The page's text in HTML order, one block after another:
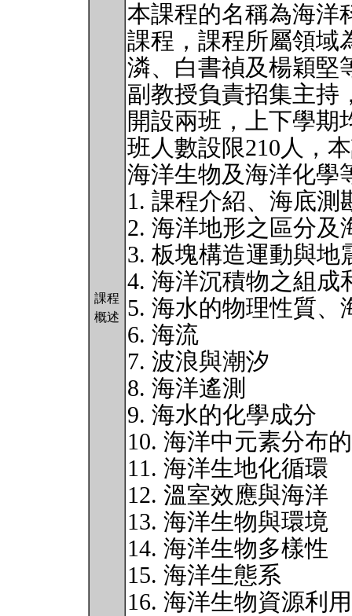
課程
概述
本課程的名稱為海洋
課程，課程所屬領域
潾、白書禎及楊穎堅
副教授負責招集主持
開設兩班，上下學期
班人數設限210人，
海洋生物及海洋化學
1. 課程介紹、海底測
2. 海洋地形之區分及
3. 板塊構造運動與地
4. 海洋沉積物之組成
5. 海水的物理性質、
6. 海流
7. 波浪與潮汐
8. 海洋遙測
9. 海水的化學成分
10. 海洋中元素分布
11. 海洋生地化循環
12. 溫室效應與海洋
13. 海洋生物與環境
14. 海洋生物多樣性
15. 海洋生態系
16. 海洋生物資源利